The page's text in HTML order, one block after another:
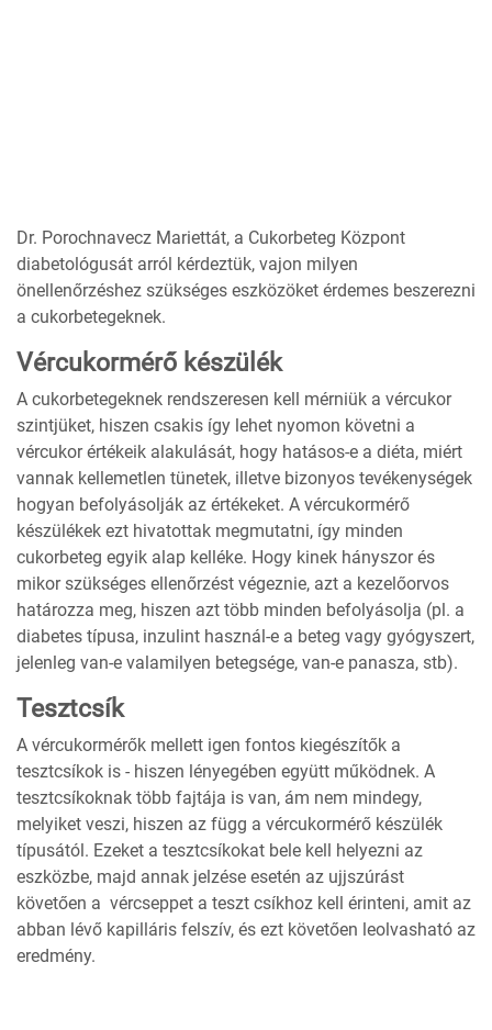
Dr. Porochnavecz Mariettát, a Cukorbeteg Központ
diabetológusát arról kérdeztük, vajon milyen
önellenőrzéshez szükséges eszközöket érdemes beszerezni
a cukorbetegeknek.
Vércukormérő készülék
A cukorbetegeknek rendszeresen kell mérniük a vércukor
szintjüket, hiszen csakis így lehet nyomon követni a
vércukor értékeik alakulását, hogy hatásos-e a diéta, miért
vannak kellemetlen tünetek, illetve bizonyos tevékenységek
hogyan befolyásolják az értékeket. A vércukormérő
készülékek ezt hivatottak megmutatni, így minden
cukorbeteg egyik alap kelléke. Hogy kinek hányszor és
mikor szükséges ellenőrzést végeznie, azt a kezelőorvos
határozza meg, hiszen azt több minden befolyásolja (pl. a
diabetes típusa, inzulint használ-e a beteg vagy gyógyszert,
jelenleg van-e valamilyen betegsége, van-e panasza, stb).
Tesztcsík
A vércukormérők mellett igen fontos kiegészítők a
tesztcsíkok is - hiszen lényegében együtt működnek. A
tesztcsíkoknak több fajtája is van, ám nem mindegy,
melyiket veszi, hiszen az függ a vércukormérő készülék
típusától. Ezeket a tesztcsíkokat bele kell helyezni az
eszközbe, majd annak jelzése esetén az ujjszúrást
követően a vércseppet a teszt csíkhoz kell érinteni, amit az
abban lévő kapilláris felszív, és ezt követően leolvasható az
eredmény.